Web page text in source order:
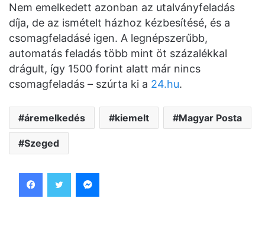
Nem emelkedett azonban az utalványfeladás
díja, de az ismételt házhoz kézbesítésé, és a
csomagfeladásé igen. A legnépszerűbb,
automatás feladás több mint öt százalékkal
drágult, így 1500 forint alatt már nincs
csomagfeladás – szúrta ki a 24.hu.
áremelkedés kiemelt Magyar Posta
Szeged